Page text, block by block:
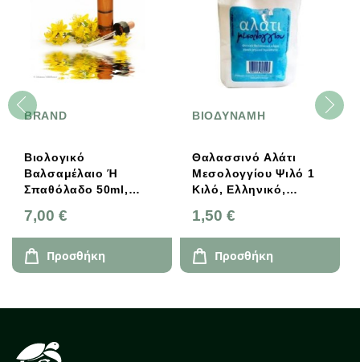
BRAND
Βιολογικό
Βαλσαμέλαιο Ή
Σπαθόλαδο 50ml,
7,00 €
Προσθήκη
ΒΙΟΔΥΝΑΜΗ
Θαλασσινό Αλάτι
Μεσολογγίου Ψιλό 1
Κιλό, Ελληνικό,
1,50 €
Προσθήκη